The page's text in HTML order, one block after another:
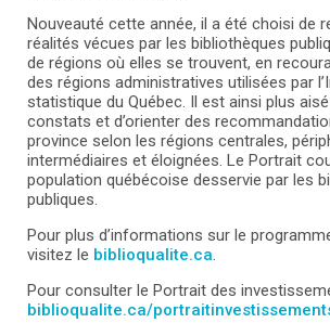
Nouveauté cette année, il a été choisi de
réalités vécues par les bibliothèques
de régions où elles se trouvent, en
des régions administratives utilisées par
statistique du Québec. Il est ainsi plus
constats et d’orienter des
province selon les régions centrales,
intermédiaires et éloignées. Le Portrait
population québécoise desservie par les
publiques.
Pour plus d’informations sur le
visitez le biblioqualite.ca.
Pour consulter le Portrait des
biblioqualite.ca/